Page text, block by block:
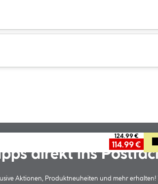
124.99 €
114.99 €
direkt ins
Aktionen, Produktneuheiten und mehr